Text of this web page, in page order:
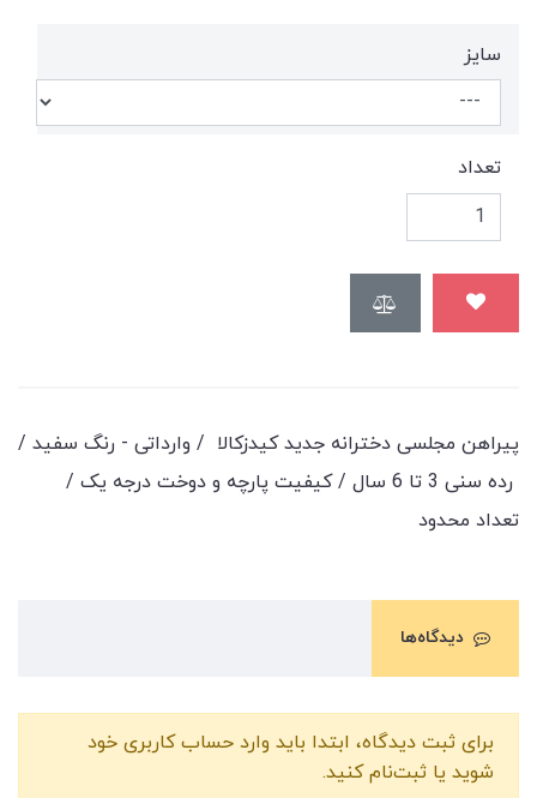
سايز
تعداد
پیراهن مجلسی دخترانه جدید کیدزکالا / وارداتی - رنگ سفید /
رده سنی 3 تا 6 سال / کیفیت پارچه و دوخت درجه یک /
تعداد محدود
دیدگاه‌ها
برای ثبت دیدگاه، ابتدا باید وارد حساب کاربری خود
شوید یا ثبت‌نام کنید.